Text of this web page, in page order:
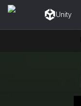
Unity